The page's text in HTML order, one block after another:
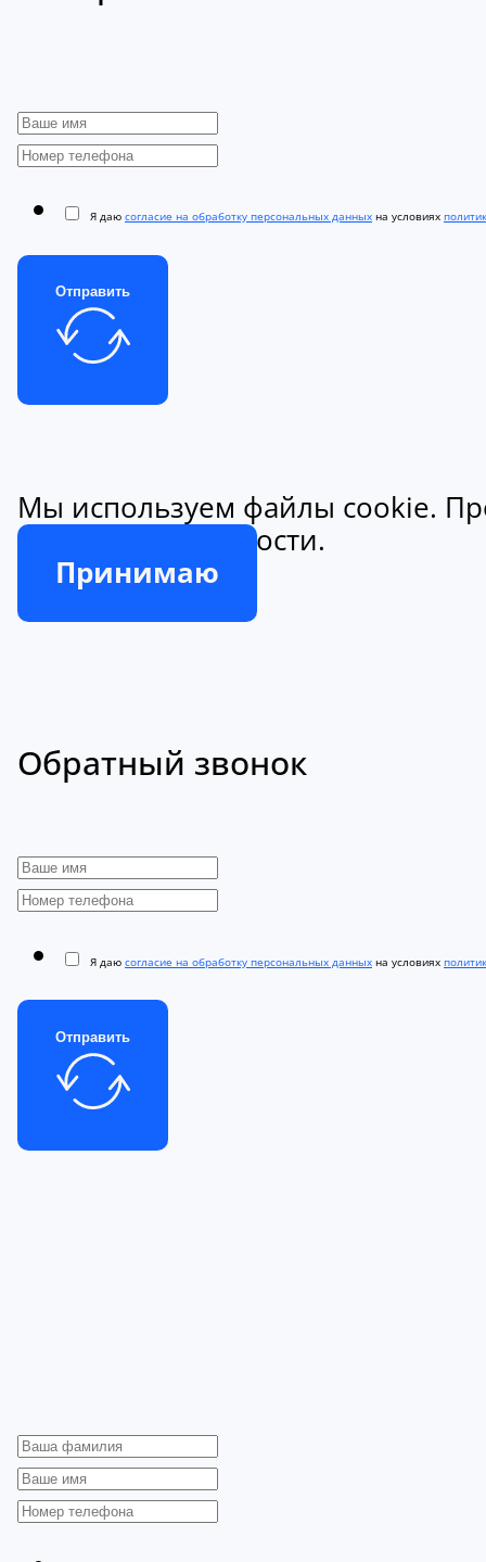
Я даю согласие на обработку персональных данных на условиях
Отправить
Мы используем файлы cookie.
конфиденциальности.
Принимаю
Обратный звонок
Я даю согласие на обработку персональных данных на условиях
Отправить